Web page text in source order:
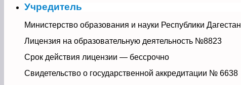
Учредитель
Министерство образования и науки Республики Дагестан
Лицензия на образовательную деятельность №8823
Срок действия лицензии — бессрочно
Свидетельство о государственной аккредитации № 6638